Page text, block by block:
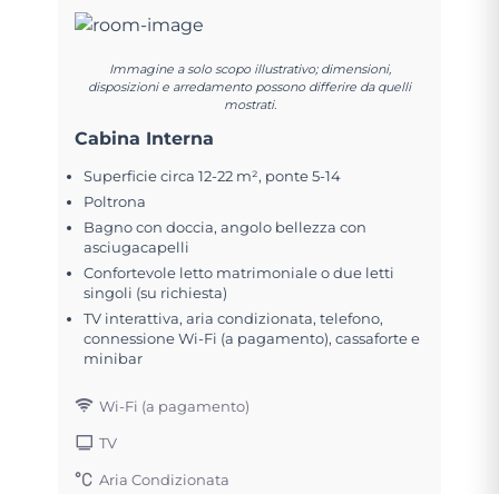
Immagine a solo scopo illustrativo; dimensioni,
disposizioni e arredamento possono differire da quelli
mostrati.
Cabina Interna
Superficie circa 12-22 m², ponte 5-14
Poltrona
Bagno con doccia, angolo bellezza con
asciugacapelli
Confortevole letto matrimoniale o due letti
singoli (su richiesta)
TV interattiva, aria condizionata, telefono,
connessione Wi-Fi (a pagamento), cassaforte e
minibar
Wi-Fi (a pagamento)
TV
Aria Condizionata